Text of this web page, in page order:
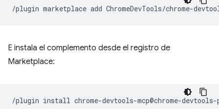
/plugin marketplace add
E instala el complemento desde el registro de
Marketplace:
/plugin install